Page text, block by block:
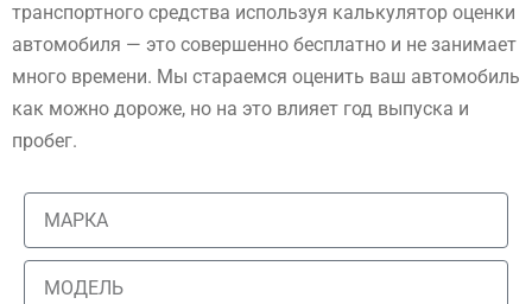
транспортного средства используя калькулятор оценки
автомобиля — это совершенно бесплатно и не занимает
много времени. Мы стараемся оценить ваш автомобиль
как можно дороже, но на это влияет год выпуска и
пробег.